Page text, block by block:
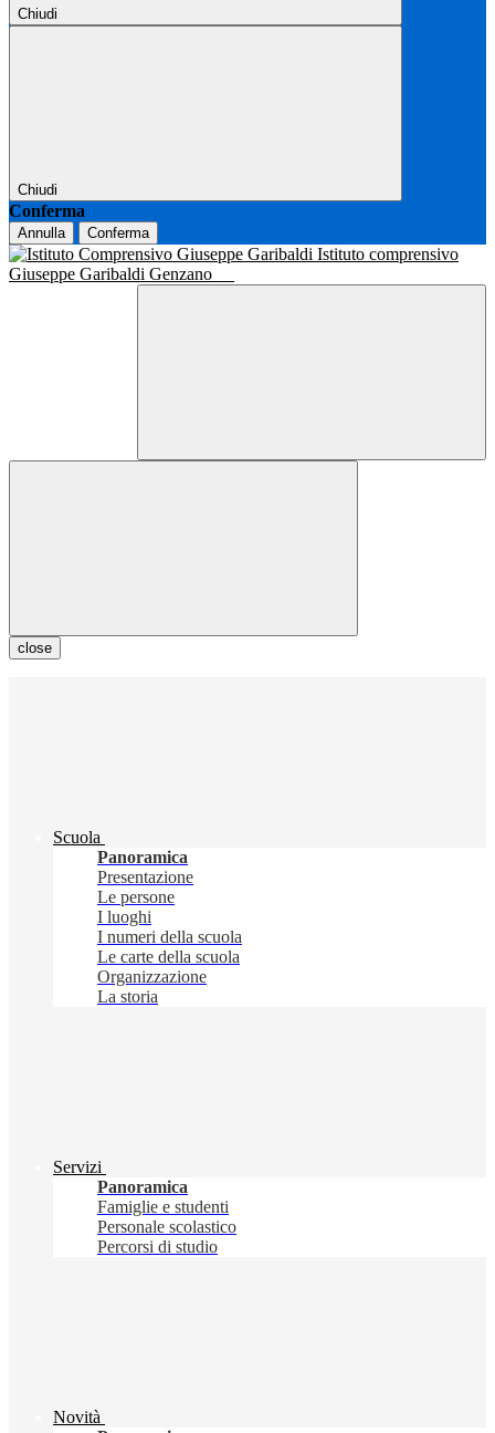
Chiudi
Chiudi
Conferma
Annulla Conferma
Istituto comprensivo
Giuseppe Garibaldi Genzano
close
Scuola
Panoramica
Presentazione
Le persone
I luoghi
I numeri della scuola
Le carte della scuola
Organizzazione
La storia
Servizi
Panoramica
Famiglie e studenti
Personale scolastico
Percorsi di studio
Novità